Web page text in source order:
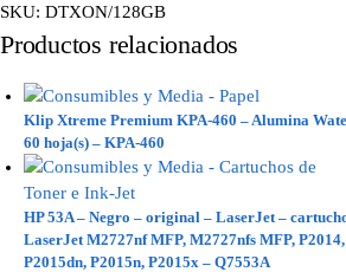
SKU: DTXON/128GB
Productos relacionados
Klip Xtreme Premium KPA-460 – Alumina
60 hoja(s) – KPA-460
HP 53A – Negro – original – LaserJet –
LaserJet M2727nf MFP, M2727nfs MFP,
P2015dn, P2015n, P2015x – Q7553A